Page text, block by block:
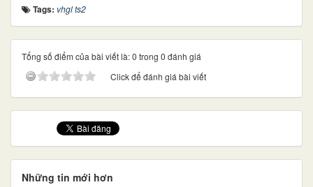
Tags: vhgl ts2
Tổng số điểm của bài viết là: 0 trong 0 đánh giá
Click để đánh giá bài viết
Những tin mới hơn